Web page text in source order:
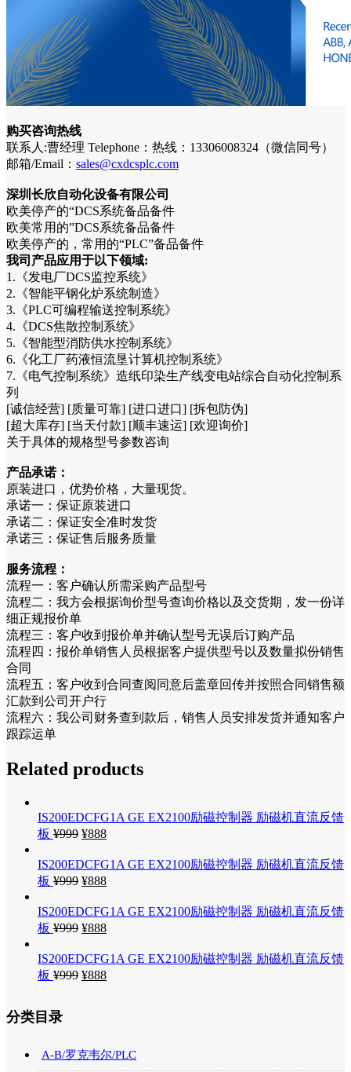
购买咨询热线
联系人:曹经理 Telephone：热线：13306008324（微信同号）
邮箱/Email： sales@cxdcsplc.com
深圳长欣自动化设备有限公司
欧美停产的“DCS系统备品备件
欧美常用的”DCS系统备品备件
欧美停产的，常用的“PLC”备品备件
我司产品应用于以下领域:
1.《发电厂DCS监控系统》
2.《智能平钢化炉系统制造》
3.《PLC可编程输送控制系统》
4.《DCS焦散控制系统》
5.《智能型消防供水控制系统》
6.《化工厂药液恒流垦计算机控制系统》
7.《电气控制系统》造纸印染生产线变电站综合自动化控制系
列
[诚信经营] [质量可靠] [进口进口] [拆包防伪]
[超大库存] [当天付款] [顺丰速运] [欢迎询价]
关于具体的规格型号参数咨询
产品承诺：
原装进口，优势价格，大量现货。
承诺一：保证原装进口
承诺二：保证安全准时发货
承诺三：保证售后服务质量
服务流程：
流程一：客户确认所需采购产品型号
流程二：我方会根据询价型号查询价格以及交货期，发一份详
细正规报价单
流程三：客户收到报价单并确认型号无误后订购产品
流程四：报价单销售人员根据客户提供型号以及数量拟份销售
合同
流程五：客户收到合同查阅同意后盖章回传并按照合同销售额
汇款到公司开户行
流程六：我公司财务查到款后，销售人员安排发货并通知客户
跟踪运单
Related products
IS200EDCFG1A GE EX2100励磁控制器 励磁机直流反馈
板 ¥999 ¥888
IS200EDCFG1A GE EX2100励磁控制器 励磁机直流反馈
板 ¥999 ¥888
IS200EDCFG1A GE EX2100励磁控制器 励磁机直流反馈
板 ¥999 ¥888
IS200EDCFG1A GE EX2100励磁控制器 励磁机直流反馈
板 ¥999 ¥888
分类目录
A-B/罗克韦尔/PLC